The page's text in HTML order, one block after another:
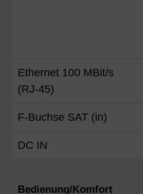
Ethernet 100 MBit/s
(RJ-45)
F-Buchse SAT (in)
DC IN
Bedienung/Komfort